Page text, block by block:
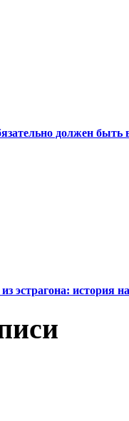
должен быть
эстрагона: история